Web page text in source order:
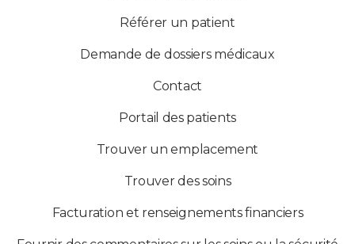
Référer un patient
Demande de dossiers médicaux
Contact
Portail des patients
Trouver un emplacement
Trouver des soins
Facturation et renseignements financiers